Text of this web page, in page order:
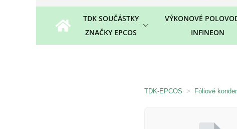
TDK SOUČÁSTKY
ZNAČKY EPCOS
VÝKONOVÉ
INFINEON
TDK-EPCOS > Fóliové